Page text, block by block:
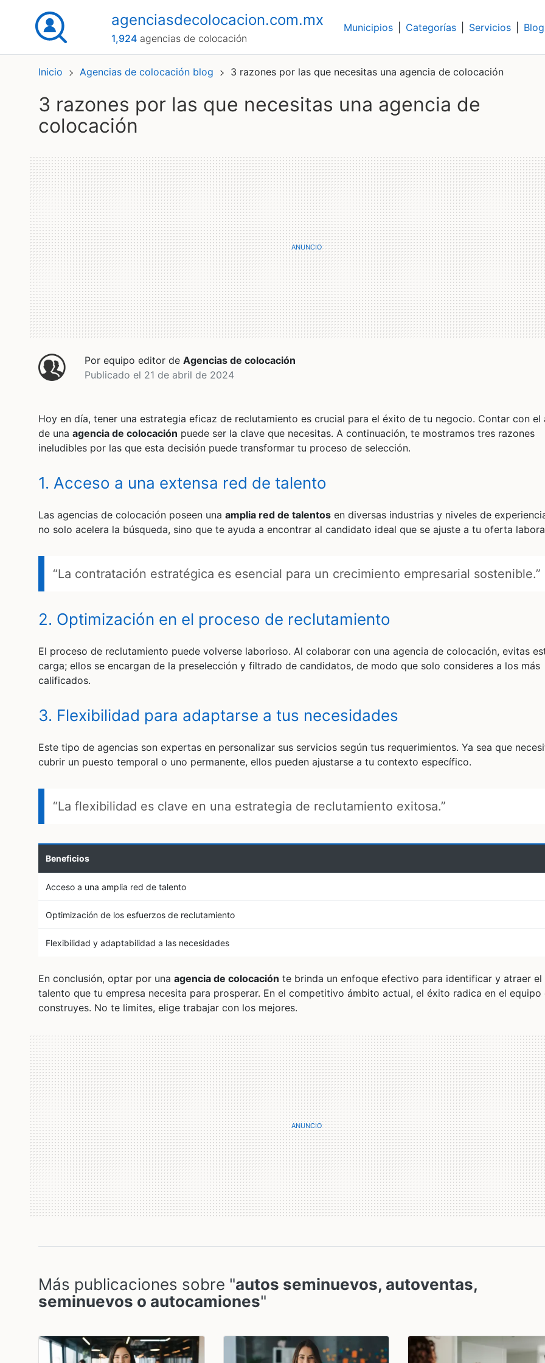
agenciasdecolocacion.com.mx
1,924agencias de colocación
Municipios Categorías Servicios Blog
Inicio Agencias de colocación blog 3 razones por las que necesitas una agencia de colocación
3 razones por las que necesitas una agencia de
colocación
Por equipo editor de Agencias de colocación
Publicado el 21 de abril de 2024
Hoy en día, tener una estrategia eficaz de reclutamiento es crucial para el éxito de tu negocio. Contar con el
de una agencia de colocación puede ser la clave que necesitas. A continuación, te mostramos tres razones
ineludibles por las que esta decisión puede transformar tu proceso de selección.
1. Acceso a una extensa red de talento
Las agencias de colocación poseen una amplia red de talentos en diversas industrias y niveles de
no solo acelera la búsqueda, sino que te ayuda a encontrar al candidato ideal que se ajuste a tu oferta
“La contratación estratégica es esencial para un crecimiento empresarial sostenible.”
2. Optimización en el proceso de reclutamiento
El proceso de reclutamiento puede volverse laborioso. Al colaborar con una agencia de colocación, evitas
carga; ellos se encargan de la preselección y filtrado de candidatos, de modo que solo consideres a los más
calificados.
3. Flexibilidad para adaptarse a tus necesidades
Este tipo de agencias son expertas en personalizar sus servicios según tus requerimientos. Ya sea que
cubrir un puesto temporal o uno permanente, ellos pueden ajustarse a tu contexto específico.
“La flexibilidad es clave en una estrategia de reclutamiento exitosa.”
Beneficios
Acceso a una amplia red de talento
Optimización de los esfuerzos de reclutamiento
Flexibilidad y adaptabilidad a las necesidades
En conclusión, optar por una agencia de colocación te brinda un enfoque efectivo para identificar y atraer el
talento que tu empresa necesita para prosperar. En el competitivo ámbito actual, el éxito radica en el equipo
construyes. No te limites, elige trabajar con los mejores.
Más publicaciones sobre "autos seminuevos, autoventas,
seminuevos o autocamiones"